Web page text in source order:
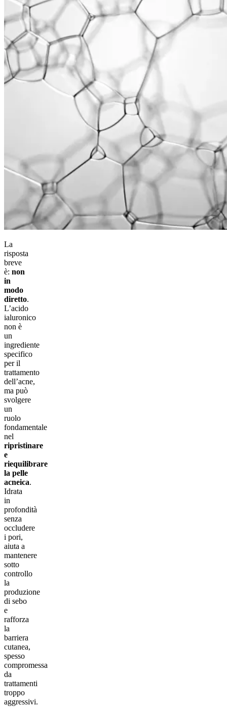
La
risposta
breve
è: non
in
modo
diretto.
L’acido
ialuronico
non è
un
ingrediente
specifico
per il
trattamento
dell’acne,
ma può
svolgere
un
ruolo
fondamentale
nel
ripristinare
e
riequilibrare
la pelle
acneica.
Idrata
in
profondità
senza
occludere
i pori,
aiuta a
mantenere
sotto
controllo
la
produzione
di sebo
e
rafforza
la
barriera
cutanea,
spesso
compromessa
da
trattamenti
troppo
aggressivi.